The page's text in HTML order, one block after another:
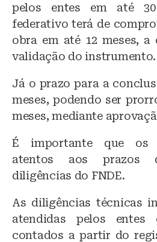
pelos entes em até
federativo terá de
obra em até 12 meses,
validação do instrumento.
Já o prazo para a
meses, podendo ser
meses, mediante
É importante que os
atentos aos prazos
diligências do FNDE.
As diligências técnicas
atendidas pelos
contados a partir do